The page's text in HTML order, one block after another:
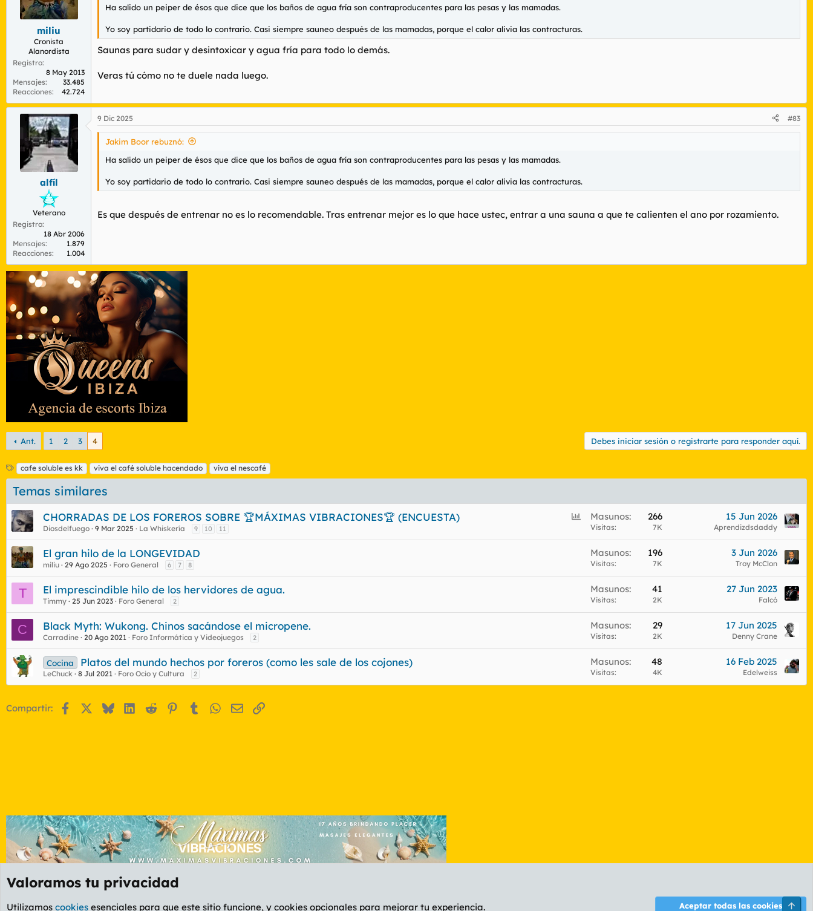
miliu
Cronista
Alanordista
Registro
8 May 2013
Mensajes
33.485
Reacciones
42.724
Ha salido un peiper de ésos que dice que los baños de agua fría son contraproducentes para las pesas y las mamadas.
Yo soy partidario de todo lo contrario. Casi siempre sauneo después de las mamadas, porque el calor alivia las contracturas.
Saunas para sudar y desintoxicar y agua fría para todo lo demás.
Veras tú cómo no te duele nada luego.
alfíl
Veterano
Registro
18 Abr 2006
Mensajes
1.879
Reacciones
1.004
9 Dic 2025 #83
Jakim Boor rebuznó:
Ha salido un peiper de ésos que dice que los baños de agua fría son contraproducentes para las pesas y las mamadas.
Yo soy partidario de todo lo contrario. Casi siempre sauneo después de las mamadas, porque el calor alivia las contracturas.
Es que después de entrenar no es lo recomendable. Tras entrenar mejor es lo que hace ustec, entrar a una sauna a que te calienten el ano por rozamiento.
Ant. 1 2 3 4 Debes iniciar sesión o registrarte para responder aquí.
E
t
i
u
e
t
a
s
cafe soluble es kk viva el café soluble hacendado viva el nescafé
Temas similares
E
c
s
CHORRADAS DE LOS FOREROS SOBRE 🏆MÁXIMAS VIBRACIONES🏆 (ENCUESTA)
Diosdelfuego 9 Mar 2025 La Whiskería 9 10 11
Masunos 266
Visitas 7K
15 Jun 2026
Aprendizdsdaddy
El gran hilo de la LONGEVIDAD
miliu 29 Ago 2025 Foro General 6 7 8
Masunos 196
Visitas 7K
3 Jun 2026
Troy McClon
T El imprescindible hilo de los hervidores de agua.
Timmy 25 Jun 2023 Foro General 2
Masunos 41
Visitas 2K
27 Jun 2023
Falcó
C Black Myth: Wukong. Chinos sacándose el micropene.
Carradine 20 Ago 2021 Foro Informática y Videojuegos 2
Masunos 29
Visitas 2K
17 Jun 2025
Denny Crane
Cocina Platos del mundo hechos por foreros (como les sale de los cojones)
LeChuck 8 Jul 2021 Foro Ocio y Cultura 2
Masunos 48
Visitas 4K
16 Feb 2025
Edelweiss
Compartir: FacebookBlueskyLinkedIn
Reddit Pinterest
Tumblr WhatsApp
EmailEnlace
Manfloros, mancuernas y velocípedos
Valoramos tu privacidad
Utilizamos cookies esenciales para que este sitio funcione, y cookies opcionales para mejorar tu experiencia. Aceptar todas las cookies